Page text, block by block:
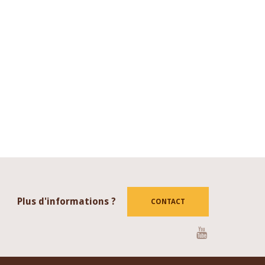
Plus d'informations ? CONTACT